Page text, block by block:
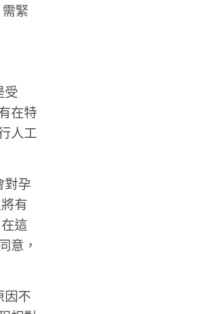
緊
受
在特
人工
對孕
有
這
意，
因不